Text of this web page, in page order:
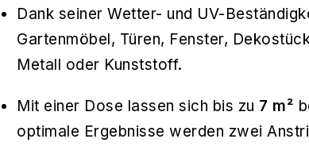
Dank seiner Wetter- und UV-
Gartenmöbel, Türen, Fenster,
Metall oder Kunststoff.
Mit einer Dose lassen sich bis zu 7 m²
optimale Ergebnisse werden zwei